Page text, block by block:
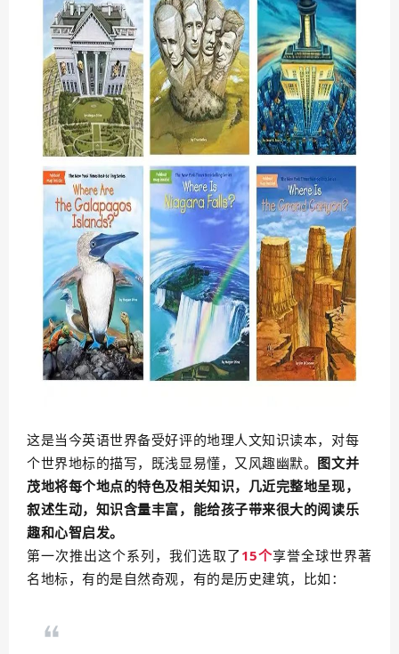
这是当今英语世界备受好评的地理人文知识读本，对每
个世界地标的描写， 既浅显易懂，又风趣幽默。 图文并
茂地将每个地点的特色及相关知识，几近完整地呈现，
叙述生动，知识含量丰富，能给孩子带来很大的阅读乐
趣和心智启发。
第一次推出这个系列，我们选取了 15个享誉全球世界著
名地标，有的是自然奇观，有的是历史建筑，比如：